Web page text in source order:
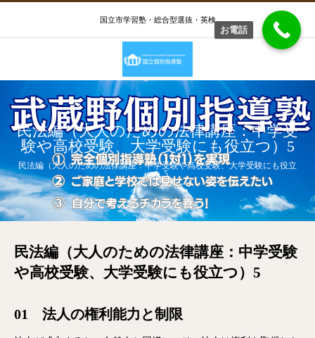
国立市学習塾・総合型選抜・英検
民法編（大人のための法律講座：中学受
験や高校受験、大学受験にも役立つ）5
民法編（大人のための法律講座：中学受験や高校受験、大学受験にも役立
つ）5
民法編（大人のための法律講座：中学受験
や高校受験、大学受験にも役立つ）5
01 法人の権利能力と制限
お電話